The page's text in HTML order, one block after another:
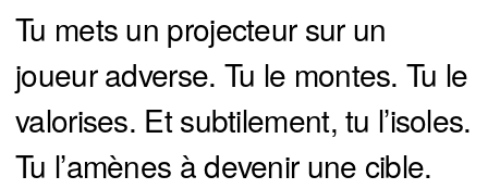
Tu mets un projecteur sur un
joueur adverse. Tu le montes. Tu le
valorises. Et subtilement, tu l’isoles.
Tu l’amènes à devenir une cible.